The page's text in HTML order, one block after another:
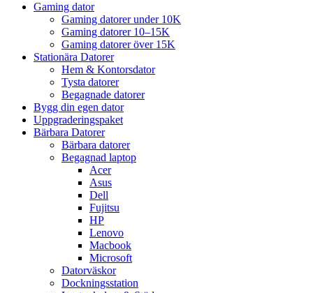
Gaming dator
Gaming datorer under 10K
Gaming datorer 10–15K
Gaming datorer över 15K
Stationära Datorer
Hem & Kontorsdator
Tysta datorer
Begagnade datorer
Bygg din egen dator
Uppgraderingspaket
Bärbara Datorer
Bärbara datorer
Begagnad laptop
Acer
Asus
Dell
Fujitsu
HP
Lenovo
Macbook
Microsoft
Datorväskor
Dockningsstation